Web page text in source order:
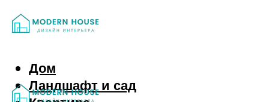
Дом
Ландшафт и сад